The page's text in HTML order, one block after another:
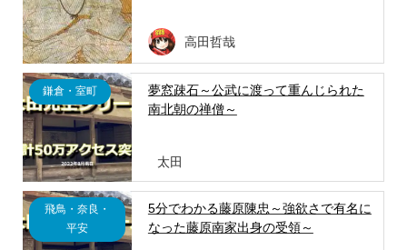
高田哲哉
鎌倉・室町
夢窓疎石～公武に渡って重んじられた
南北朝の禅僧～
太田
飛鳥・奈良・
平安
5分でわかる藤原陳忠～強欲さで有名に
なった藤原南家出身の受領～